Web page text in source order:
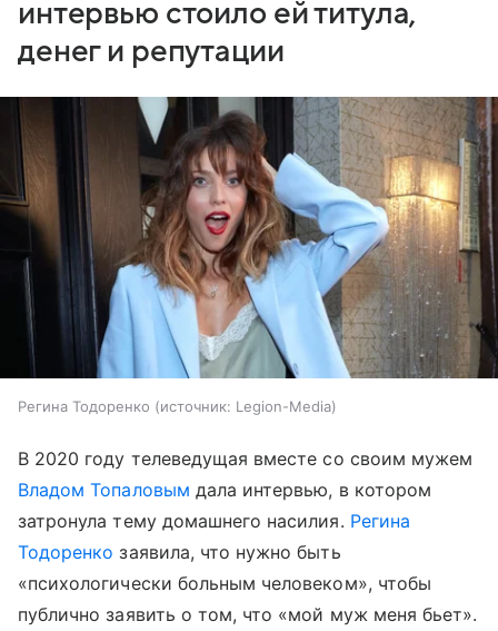
интервью стоило ей титула,
денег и репутации
Регина Тодоренко источник: Legion-Media
В 2020 году телеведущая вместе со своим мужем
Владом Топаловым дала интервью, в котором
затронула тему домашнего насилия. Регина
Тодоренко заявила, что нужно быть
«психологически больным человеком», чтобы
публично заявить о том, что «мой муж меня бьет».